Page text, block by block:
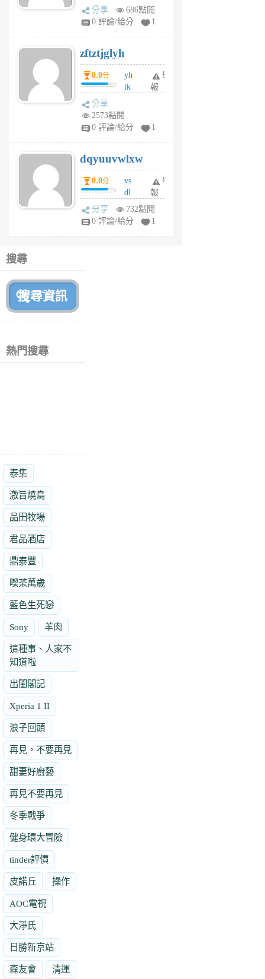
rh
pe
月
前
分享
686點閱
0 評論/給分
1
zftztjglyh
0.0分
yh
ik
tu
6
個
月
前
舉
報
分享
2573點閱
0 評論/給分
1
dqyuuvwlxw
0.0分
vs
dl
sq
fy
舉
報
分享
732點閱
0 評論/給分
1
搜尋
熱門搜尋
泰集
激旨燒鳥
品田牧場
君品酒店
鼎泰豐
喫茶萬歲
藍色生死戀
Sony 羊肉
這種事、人家不
知道啦
出閨閣記
Xperia 1 II
浪子回頭
再見，不要再見
甜妻好廚藝
再見不要再見
冬季戰爭
健身環大冒險
tinder評價
皮諾丘 操作
AOC電視
大淨氏
日勝新京站
森友會 清運